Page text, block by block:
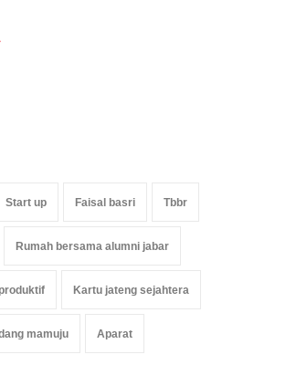
Start up Faisal basri Tbbr
Rumah bersama alumni jabar
Kartu jateng sejahtera
mamuju Aparat